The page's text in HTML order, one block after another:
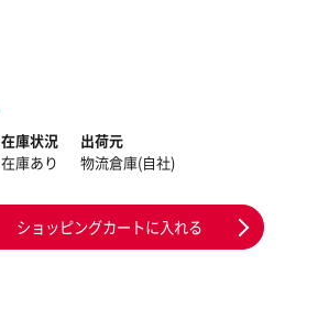
在庫状況
在庫あり
出荷元
物流倉庫(自社)
ショッピングカートに入れる